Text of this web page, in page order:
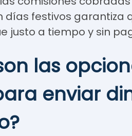
días festivos garantiza
justo a tiempo y sin
las
enviar